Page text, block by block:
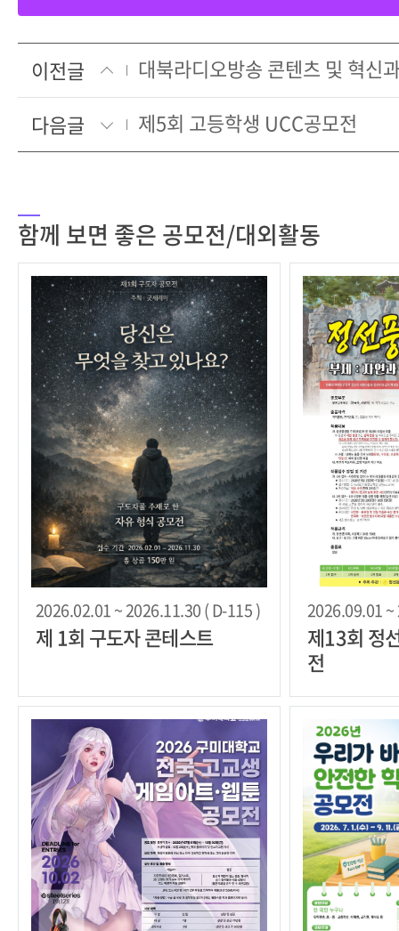
이전글
다음글
제5회 고등학생 UCC공모전
함께 보면 좋은 공모전/대외활동
2026.02.01 ~ 2026.11.30 ( D-115 )
제 1회 구도자 콘테스트
2026.09.01 ~
제13회 정
전